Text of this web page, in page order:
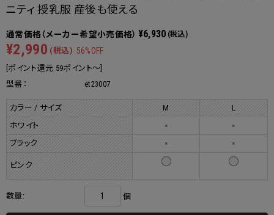
ニティ 授乳服 産後も使える
¥6,930 (税込)
¥2,990 (税込) 56%OFF
[ポイント還元 59ポイント～]
型番：
et23007
カラー / サイズ M
L
ホワイト
× ×
ブラック × ×
ピンク
数量: 個